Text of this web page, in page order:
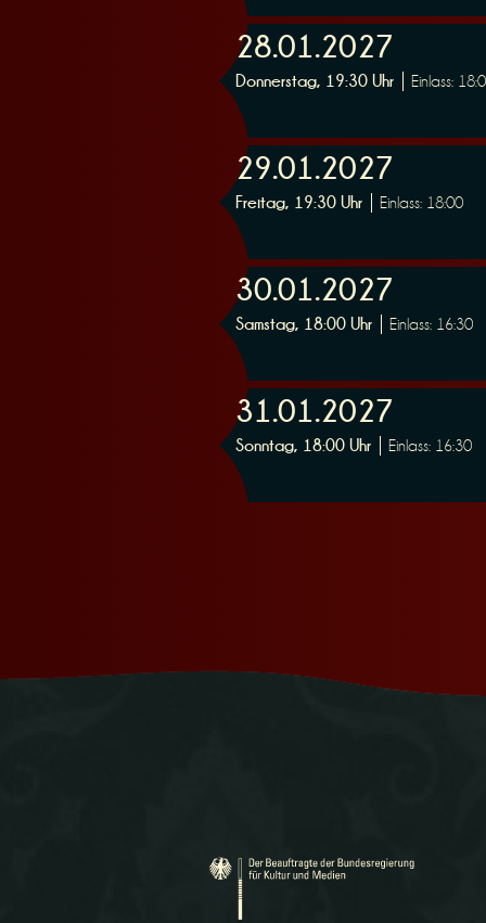
g
28.01.2027
Donnerstag, 19:30 Uhr Einlass:
29.01.2027
Freitag, 19:30 Uhr Einlass: 18:00
30.01.2027
Samstag, 18:00 Uhr Einlass: 16:30
31.01.2027
Sonntag, 18:00 Uhr Einlass: 16:30